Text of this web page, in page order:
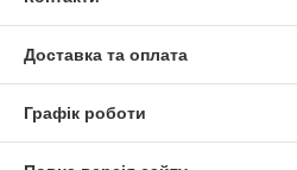
Доставка та оплата
Графік роботи